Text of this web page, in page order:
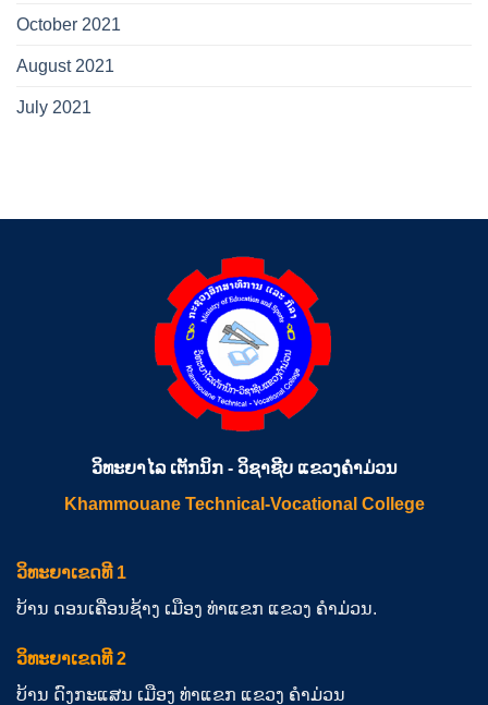
October 2021
August 2021
July 2021
ວິທະຍາໄລ ເຕັກນິກ - ວິຊາຊີບ ແຂວງຄຳມ່ວນ
Khammouane Technical-Vocational College
ວິທະຍາເຂດທີ 1
ບ້ານ ດອນເຄື່ອນຊ້າງ ເມືອງ ທ່າແຂກ ແຂວງ ຄຳມ່ວນ.
ວິທະຍາເຂດທີ 2
ບ້ານ ດົງກະແສນ ເມືອງ ທ່າແຂກ ແຂວງ ຄຳມ່ວນ